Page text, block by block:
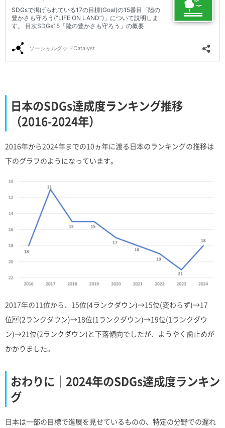
日本のSDGs達成度ランキング推移
（2016-2024年）
2016年から2024年までの10ヵ年に渡る日本のランキングの推移は
下のグラフのようになっています。
2017年の11位から、15位(4ランクダウン)→15位(変わらず)→17
位(2ランクダウン)→18位(1ランクダウン)→19位(1ランクダウ
ン)→21位(2ランクダウン)と下落傾向でしたが、ようやく歯止めが
かかりました。
おわりに｜2024年のSDGs達成度ランキン
グ
日本は一部の目標で進展を見せているものの、特定の分野での遅れ